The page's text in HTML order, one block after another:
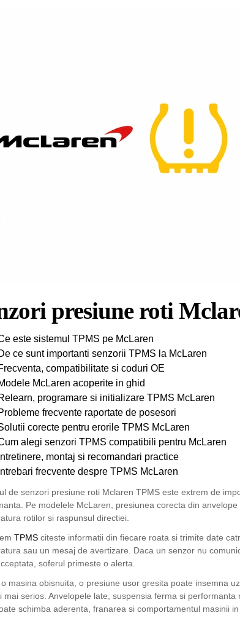
presiune roti
este sistemul TPMS pe McLaren
ce sunt importanti senzorii TPMS la McLaren
compatibilitate si coduri OE
McLaren acoperite in ghid
programare si initializare TPMS McLaren
frecvente raportate de posesori
corecte pentru erorile TPMS McLaren
alegi senzori TPMS compatibili pentru McLaren
Intretinere, montaj si recomandari practice
Intrebari frecvente despre TPMS McLaren
de senzori presiune roti Mclaren TPMS este extrem de
Pe modelele McLaren, presiunea corecta din
rotilor si raspunsul directiei.
TPMS citeste informatii din fiecare roata si trimite date
sau un mesaj de avertizare. Daca un senzor nu
soferul primeste o alerta.
masina obisnuita, o presiune usor gresita poate insemna
mai serios. Anvelopele late, suspensia ferma si
schimba aderenta, franarea si comportamentul masinii in